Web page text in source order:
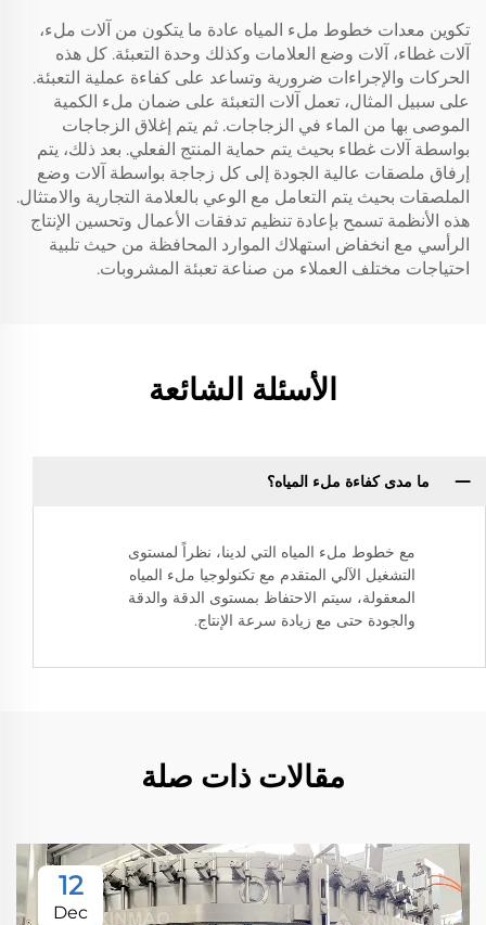
تكوين معدات خطوط ملء المياه عادة ما يتكون من آلات ملء،
آلات غطاء، آلات وضع العلامات وكذلك وحدة التعبئة. كل هذه
الحركات والإجراءات ضرورية وتساعد على كفاءة عملية التعبئة.
على سبيل المثال، تعمل آلات التعبئة على ضمان ملء الكمية
الموصى بها من الماء في الزجاجات. ثم يتم إغلاق الزجاجات
بواسطة آلات غطاء بحيث يتم حماية المنتج الفعلي. بعد ذلك، يتم
إرفاق ملصقات عالية الجودة إلى كل زجاجة بواسطة آلات وضع
الملصقات بحيث يتم التعامل مع الوعي بالعلامة التجارية والامتثال.
هذه الأنظمة تسمح بإعادة تنظيم تدفقات الأعمال وتحسين الإنتاج
الرأسي مع انخفاض استهلاك الموارد المحافظة من حيث تلبية
احتياجات مختلف العملاء من صناعة تعبئة المشروبات.
الأسئلة الشائعة
ما مدى كفاءة ملء المياه؟
مع خطوط ملء المياه التي لدينا، نظراً لمستوى
التشغيل الآلي المتقدم مع تكنولوجيا ملء المياه
المعقولة، سيتم الاحتفاظ بمستوى الدقة والدقة
والجودة حتى مع زيادة سرعة الإنتاج.
مقالات ذات صلة
12
Dec